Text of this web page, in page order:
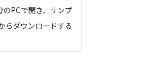
PCで開き、サンプ
らダウンロードする